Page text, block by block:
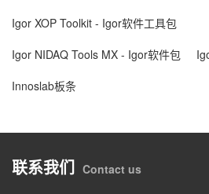
Igor XOP Toolkit - Igor软件工具包
Igor NIDAQ Tools MX - Igor软件包
Innoslab板条
联系我们 Contact us